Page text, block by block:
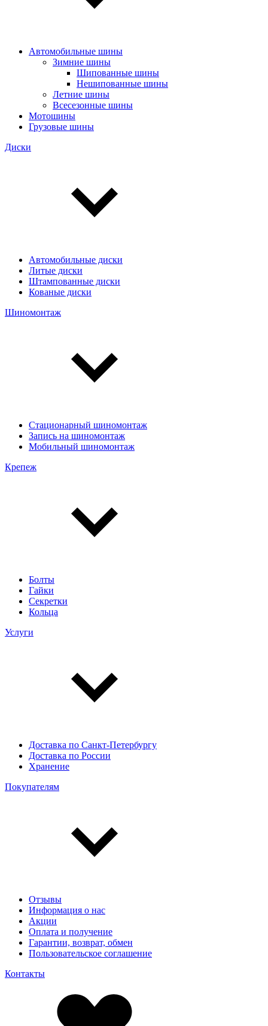
Автомобильные шины
Зимние шины
Шипованные шины
Нешипованные шины
Летние шины
Всесезонные шины
Мотошины
Грузовые шины
Диски
Автомобильные диски
Литые диски
Штампованные диски
Кованые диски
Шиномонтаж
Стационарный шиномонтаж
Запись на шиномонтаж
Мобильный шиномонтаж
Крепеж
Болты
Гайки
Секретки
Кольца
Услуги
Доставка по Санкт-Петербургу
Доставка по России
Хранение
Покупателям
Отзывы
Информация о нас
Акции
Оплата и получение
Гарантии, возврат, обмен
Пользовательское соглашение
Контакты